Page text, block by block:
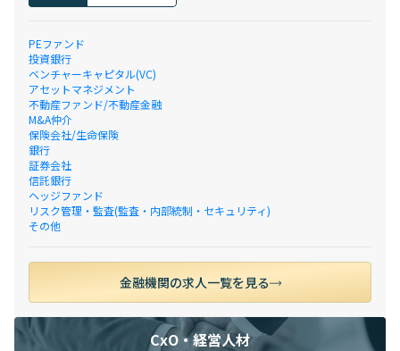
PEファンド
投資銀行
ベンチャーキャピタル(VC)
アセットマネジメント
不動産ファンド/不動産金融
M&A仲介
保険会社/生命保険
銀行
証券会社
信託銀行
ヘッジファンド
リスク管理・監査(監査・内部統制・セキュリティ)
その他
金融機関の求人一覧を見る
CxO・経営人材